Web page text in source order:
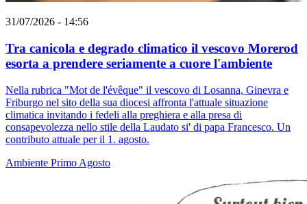
31/07/2026 - 14:56
Tra canicola e degrado climatico il vescovo Morerod
esorta a prendere seriamente a cuore l'ambiente
Nella rubrica "Mot de l'évêque" il vescovo di Losanna, Ginevra e
Friburgo nel sito della sua diocesi affronta l'attuale situazione
climatica invitando i fedeli alla preghiera e alla presa di
consapevolezza nello stile della Laudato si' di papa Francesco. Un
contributo attuale per il 1. agosto.
Ambiente Primo Agosto